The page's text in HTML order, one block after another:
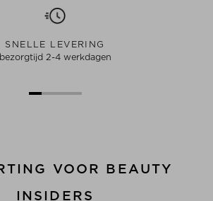
SNELLE LEVERING
bezorgtijd 2-4 werkdagen
VOOR BEAUTY
INSIDERS